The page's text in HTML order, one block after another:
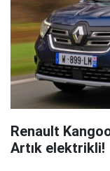
Renault
Artık elektrikli!